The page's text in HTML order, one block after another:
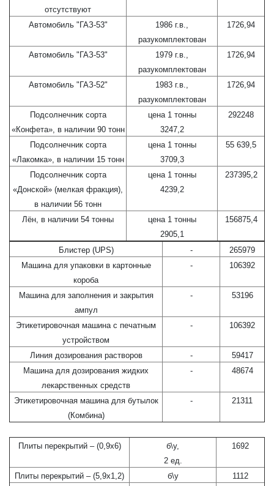
отсутствуют
Автомобиль "ГАЗ-53"
1986 г.в.,
разукомплектован
1726,94
Автомобиль "ГАЗ-53"
1979 г.в.,
разукомплектован
1726,94
Автомобиль "ГАЗ-52"
1983 г.в.,
разукомплектован
1726,94
Подсолнечник сорта
«Конфета», в наличии 90 тонн
цена 1 тонны
3247,2
292248
Подсолнечник сорта
«Лакомка», в наличии 15 тонн
цена 1 тонны
3709,3
55 639,5
Подсолнечник сорта
«Донской» (мелкая фракция),
в наличии 56 тонн
цена 1 тонны
4239,2
237395,2
Лён, в наличии 54 тонны
цена 1 тонны
2905,1
156875,4
Блистер (UPS) -
265979
Машина для упаковки в картонные
короба
- 106392
Машина для заполнения и закрытия
ампул
- 53196
Этикетировочная машина с печатным
устройством
- 106392
Линия дозирования растворов -
59417
Машина для дозирования жидких
лекарственных средств
- 48674
Этикетировочная машина для бутылок
(Комбина)
- 21311
Плиты перекрытий – (0,9х6)
б\у,
2 ед.
1692
Плиты перекрытий – (5,9х1,2) б\у
1112